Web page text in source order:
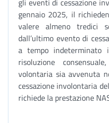
gli eventi di cessazione
gennaio 2025, il
valere almeno tredici
dall’ultimo evento di
a tempo indeterminato
risoluzione
volontaria sia avvenuta
cessazione involontaria
richiede la prestazione